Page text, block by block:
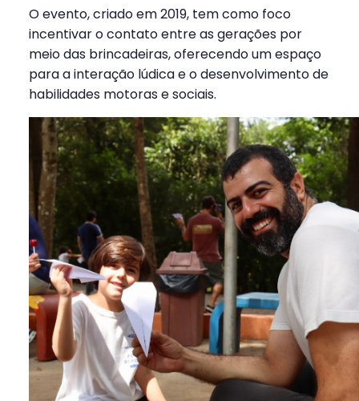
O evento, criado em 2019, tem como foco
incentivar o contato entre as gerações por
meio das brincadeiras, oferecendo um espaço
para a interação lúdica e o desenvolvimento de
habilidades motoras e sociais.